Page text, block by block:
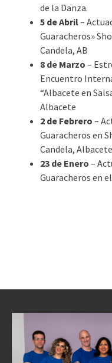
de la Danza.
5 de Abril–
Guaracheros»
Candela, AB
8 de Marzo –
Encuentro
“Albacete en
Albacete
2 de Febrero –
Guaracheros en
Candela,
23 de Enero –
Guaracheros en